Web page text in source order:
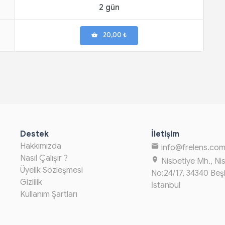
2 gün
20,00 ₺
Destek
Hakkımızda
Nasıl Çalışır ?
Üyelik Sözleşmesi
Gizlilik
Kullanım Şartları
İletişim
Nisbetiye Mh.,
No:24/17, 34340
İstanbul